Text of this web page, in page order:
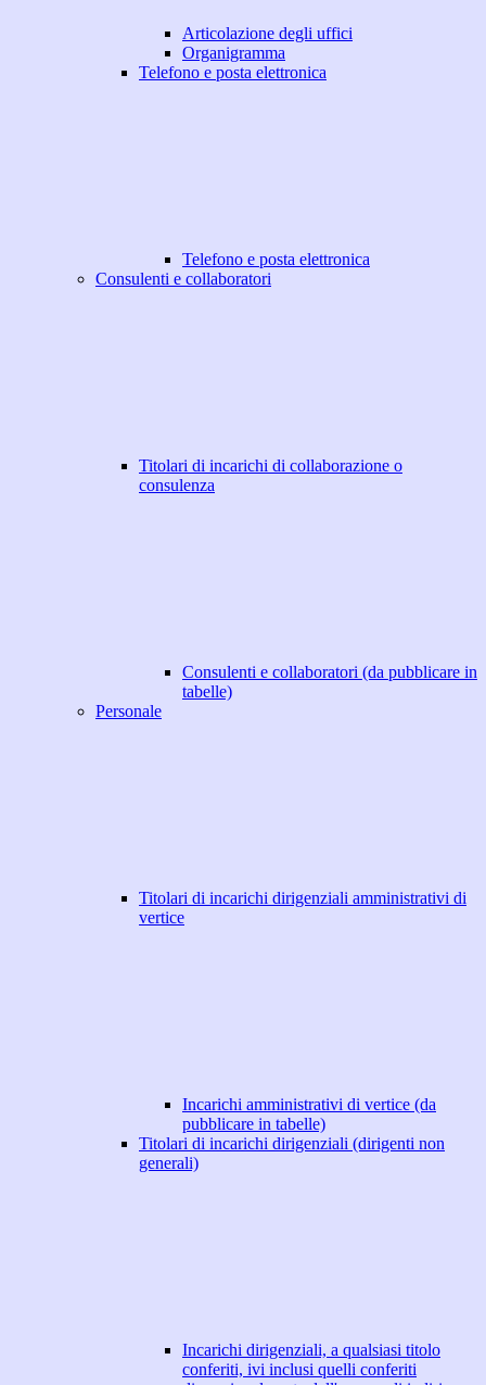
Articolazione degli uffici
Organigramma
Telefono e posta elettronica
Telefono e posta elettronica
Consulenti e collaboratori
Titolari di incarichi di collaborazione o
consulenza
Consulenti e collaboratori (da pubblicare in
tabelle)
Personale
Titolari di incarichi dirigenziali amministrativi di
vertice
Incarichi amministrativi di vertice (da
pubblicare in tabelle)
Titolari di incarichi dirigenziali (dirigenti non
generali)
Incarichi dirigenziali, a qualsiasi titolo
conferiti, ivi inclusi quelli conferiti